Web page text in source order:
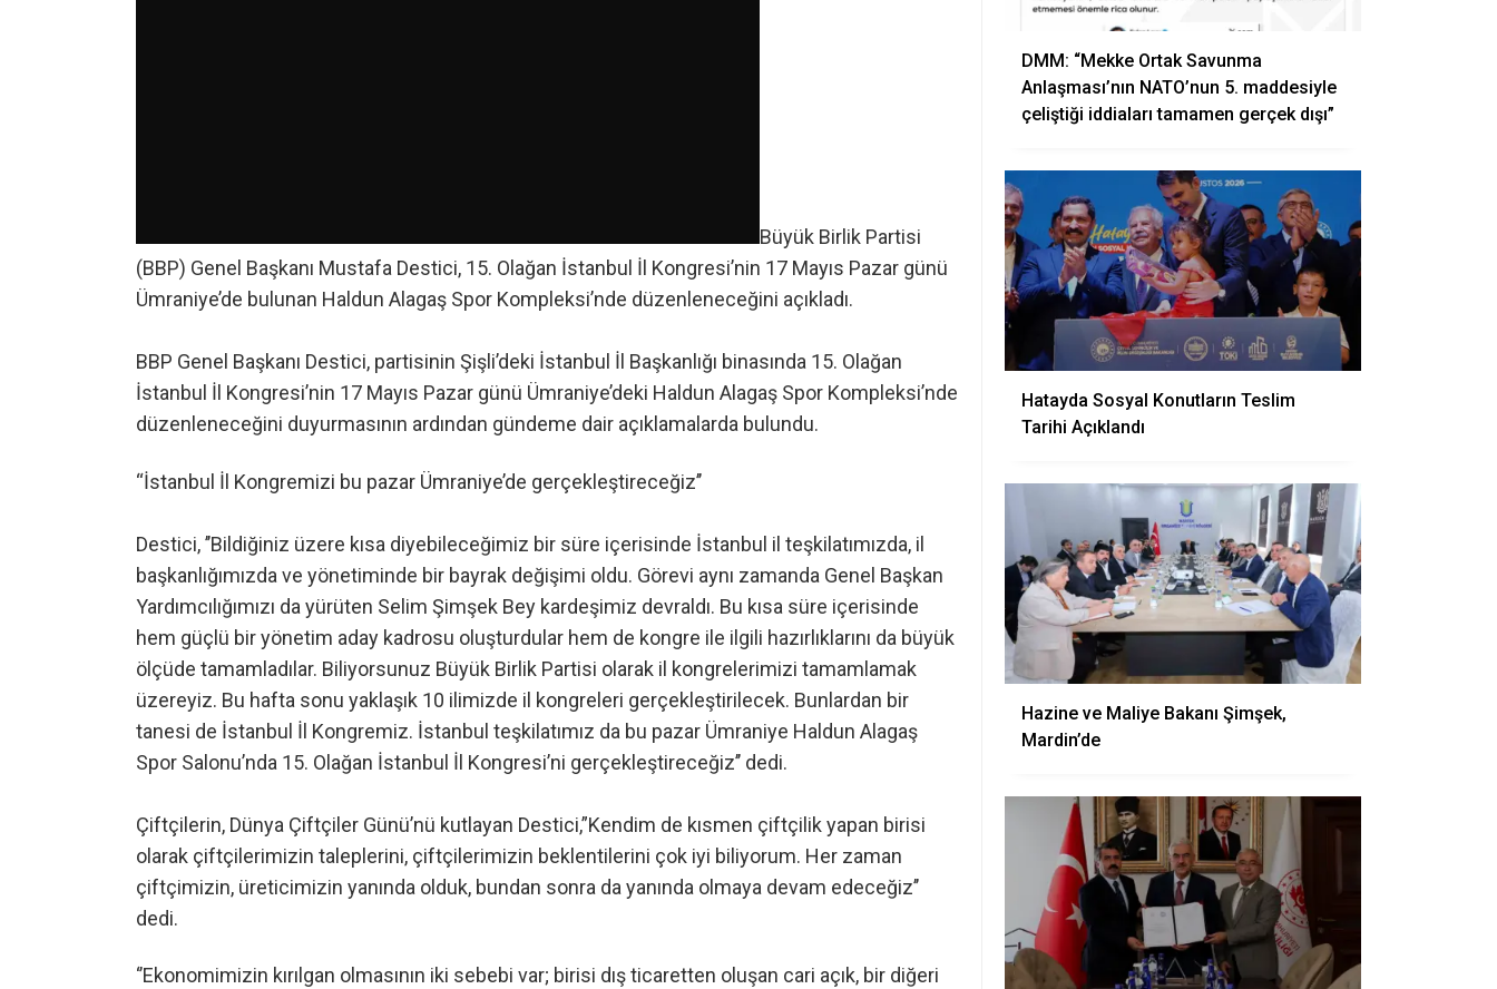
Büyük Birlik Partisi
(BBP) Genel Başkanı Mustafa Destici, 15. Olağan İstanbul İl Kongresi’nin 17 Mayıs Pazar günü
Ümraniye’de bulunan Haldun Alagaş Spor Kompleksi’nde düzenleneceğini açıkladı.
BBP Genel Başkanı Destici, partisinin Şişli’deki İstanbul İl Başkanlığı binasında 15. Olağan
İstanbul İl Kongresi’nin 17 Mayıs Pazar günü Ümraniye’deki Haldun Alagaş Spor Kompleksi’nde
düzenleneceğini duyurmasının ardından gündeme dair açıklamalarda bulundu.
“İstanbul İl Kongremizi bu pazar Ümraniye’de gerçekleştireceğiz’’
Destici, ’’Bildiğiniz üzere kısa diyebileceğimiz bir süre içerisinde İstanbul il teşkilatımızda, il
başkanlığımızda ve yönetiminde bir bayrak değişimi oldu. Görevi aynı zamanda Genel Başkan
Yardımcılığımızı da yürüten Selim Şimşek Bey kardeşimiz devraldı. Bu kısa süre içerisinde
hem güçlü bir yönetim aday kadrosu oluşturdular hem de kongre ile ilgili hazırlıklarını da büyük
ölçüde tamamladılar. Biliyorsunuz Büyük Birlik Partisi olarak il kongrelerimizi tamamlamak
üzereyiz. Bu hafta sonu yaklaşık 10 ilimizde il kongreleri gerçekleştirilecek. Bunlardan bir
tanesi de İstanbul İl Kongremiz. İstanbul teşkilatımız da bu pazar Ümraniye Haldun Alagaş
Spor Salonu’nda 15. Olağan İstanbul İl Kongresi’ni gerçekleştireceğiz’’ dedi.
Çiftçilerin, Dünya Çiftçiler Günü’nü kutlayan Destici,”Kendim de kısmen çiftçilik yapan birisi
olarak çiftçilerimizin taleplerini, çiftçilerimizin beklentilerini çok iyi biliyorum. Her zaman
çiftçimizin, üreticimizin yanında olduk, bundan sonra da yanında olmaya devam edeceğiz’’
dedi.
‘’Ekonomimizin kırılgan olmasının iki sebebi var; birisi dış ticaretten oluşan cari açık, bir diğeri
DMM: “Mekke Ortak Savunma
Anlaşması’nın NATO’nun 5. maddesiyle
çeliştiği iddiaları tamamen gerçek dışı”
Hatayda Sosyal Konutların Teslim
Tarihi Açıklandı
Hazine ve Maliye Bakanı Şimşek,
Mardin’de